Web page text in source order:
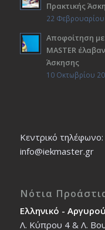
Πρακτικής
22 Φεβρουαρίου
Αποφοίτηση με
ΜΑSTER
Άσκησης
10 Οκτωβρίου
Κεντρικό τηλέφωνο:
info@iekmaster.gr
Νότια
Ελληνικό -
Λ. Κύπρου 4 & Λ.